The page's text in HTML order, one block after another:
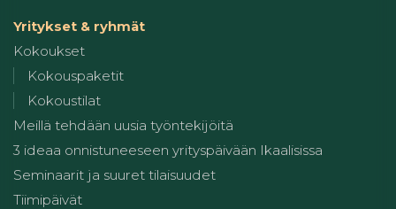
Yritykset & ryhmät
Kokoukset
Kokouspaketit
Kokoustilat
Meillä tehdään uusia työntekijöitä
3 ideaa onnistuneeseen yrityspäivään Ikaalisissa
Seminaarit ja suuret tilaisuudet
Tiimipäivät